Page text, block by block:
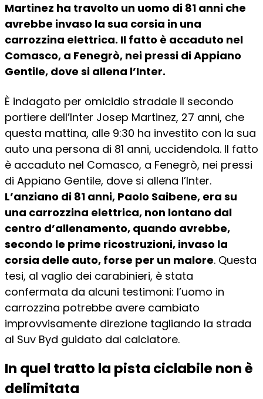
Martinez ha travolto un uomo di 81 anni che
avrebbe invaso la sua corsia in una
carrozzina elettrica. Il fatto è accaduto nel
Comasco, a Fenegrò, nei pressi di Appiano
Gentile, dove si allena l’Inter.
È indagato per omicidio stradale il secondo
portiere dell’Inter Josep Martinez, 27 anni, che
questa mattina, alle 9:30 ha investito con la sua
auto una persona di 81 anni, uccidendola. Il fatto
è accaduto nel Comasco, a Fenegrò, nei pressi
di Appiano Gentile, dove si allena l’Inter.
L’anziano di 81 anni, Paolo Saibene, era su
una carrozzina elettrica, non lontano dal
centro d’allenamento, quando avrebbe,
secondo le prime ricostruzioni, invaso la
corsia delle auto, forse per un malore. Questa
tesi, al vaglio dei carabinieri, è stata
confermata da alcuni testimoni: l’uomo in
carrozzina potrebbe avere cambiato
improvvisamente direzione tagliando la strada
al Suv Byd guidato dal calciatore.
In quel tratto la pista ciclabile non è
delimitata